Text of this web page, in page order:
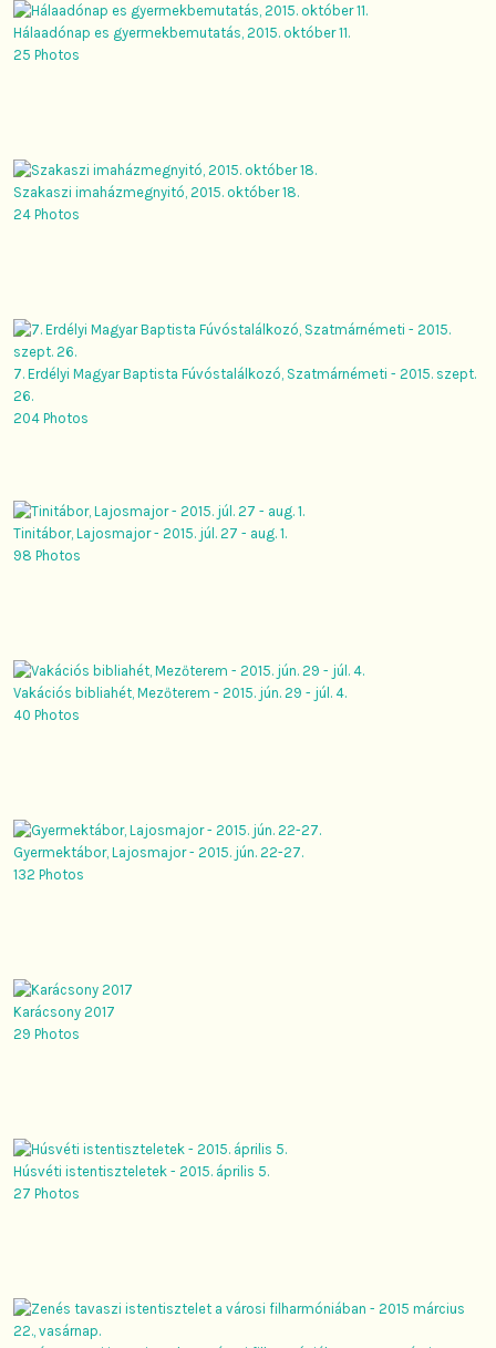
Hálaadónap es gyermekbemutatás, 2015. október 11.
25 Photos
Szakaszi imaházmegnyitó, 2015. október 18.
24 Photos
7. Erdélyi Magyar Baptista Fúvóstalálkozó, Szatmárnémeti - 2015. szept.
26.
204 Photos
Tinitábor, Lajosmajor - 2015. júl. 27 - aug. 1.
98 Photos
Vakációs bibliahét, Mezőterem - 2015. jún. 29 - júl. 4.
40 Photos
Gyermektábor, Lajosmajor - 2015. jún. 22-27.
132 Photos
Karácsony 2017
29 Photos
Húsvéti istentiszteletek - 2015. április 5.
27 Photos